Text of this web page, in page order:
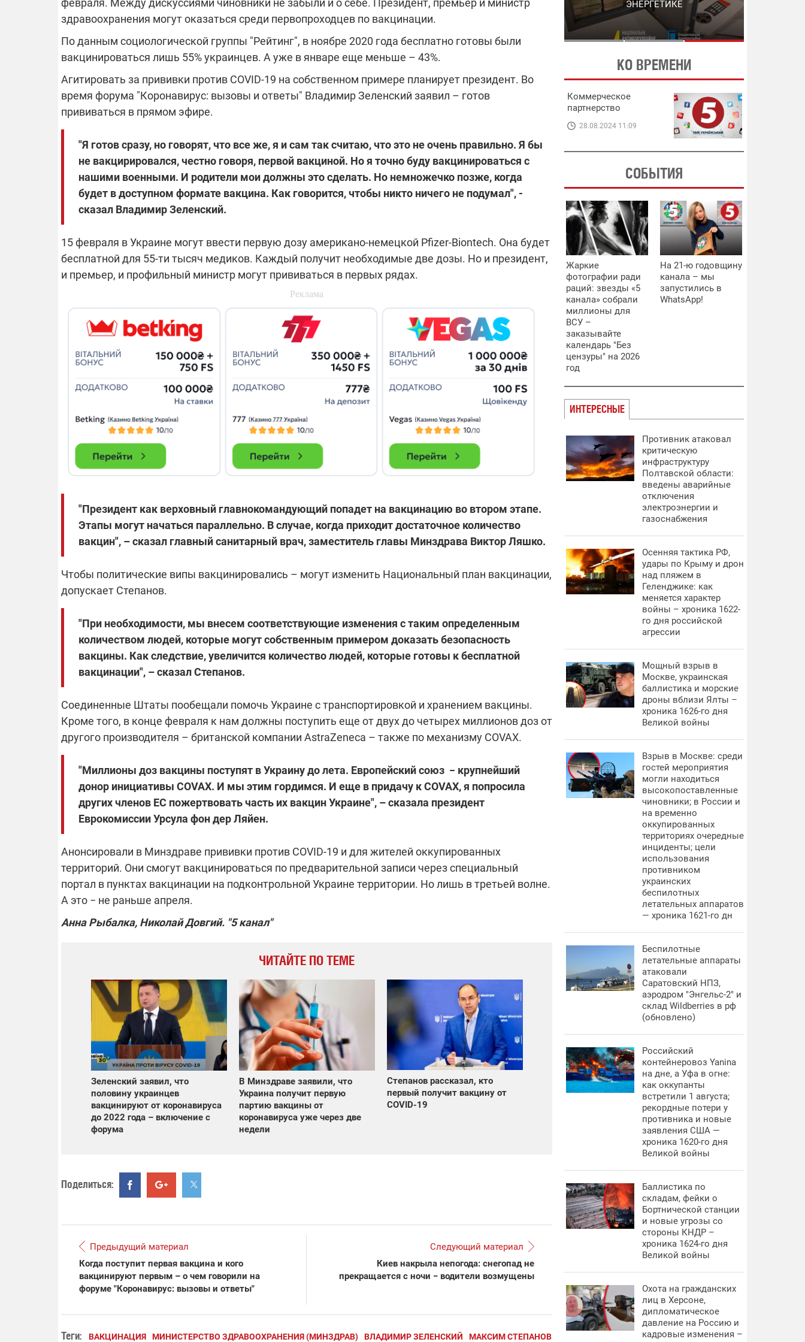
февраля. Между дискуссиями чиновники не забыли и о себе. Президент, премьер и министр
здравоохранения могут оказаться среди первопроходцев по вакцинации.
По данным социологической группы "Рейтинг", в ноябре 2020 года бесплатно готовы были
вакцинироваться лишь 55% украинцев. А уже в январе еще меньше – 43%.
Агитировать за прививки против COVID-19 на собственном примере планирует президент. Во
время форума "Коронавирус: вызовы и ответы" Владимир Зеленский заявил – готов
прививаться в прямом эфире.
"Я готов сразу, но говорят, что все же, я и сам так считаю, что это не очень правильно. Я бы
не вакцирировался, честно говоря, первой вакциной. Но я точно буду вакцинироваться с
нашими военными. И родители мои должны это сделать. Но немножечко позже, когда
будет в доступном формате вакцина. Как говорится, чтобы никто ничего не подумал", -
сказал Владимир Зеленский.
15 февраля в Украине могут ввести первую дозу американо-немецкой Pfizer-Biontech. Она будет
бесплатной для 55-ти тысяч медиков. Каждый получит необходимые две дозы. Но и президент,
и премьер, и профильный министр могут прививаться в первых рядах.
"Президент как верховный главнокомандующий попадет на вакцинацию во втором этапе.
Этапы могут начаться параллельно. В случае, когда приходит достаточное количество
вакцин", – сказал главный санитарный врач, заместитель главы Минздрава Виктор Ляшко.
Чтобы политические випы вакцинировались – могут изменить Национальный план вакцинации,
допускает Степанов.
"При необходимости, мы внесем соответствующие изменения с таким определенным
количеством людей, которые могут собственным примером доказать безопасность
вакцины. Как следствие, увеличится количество людей, которые готовы к бесплатной
вакцинации", – сказал Степанов.
Соединенные Штаты пообещали помочь Украине с транспортировкой и хранением вакцины.
Кроме того, в конце февраля к нам должны поступить еще от двух до четырех миллионов доз от
другого производителя – британской компании AstraZeneca – также по механизму COVAX.
"Миллионы доз вакцины поступят в Украину до лета. Европейский союз − крупнейший
донор инициативы COVAX. И мы этим гордимся. И еще в придачу к COVAX, я попросила
других членов ЕС пожертвовать часть их вакцин Украине", – сказала президент
Еврокомиссии Урсула фон дер Ляйен.
Анонсировали в Минздраве прививки против COVID-19 и для жителей оккупированных
территорий. Они смогут вакцинироваться по предварительной записи через специальный
портал в пунктах вакцинации на подконтрольной Украине территории. Но лишь в третьей волне.
А это − не раньше апреля.
Анна Рыбалка, Николай Довгий. "5 канал"
ЧИТАЙТЕ ПО ТЕМЕ
Зеленский заявил, что
половину украинцев
вакцинируют от коронавируса
до 2022 года – включение с
форума
В Минздраве заявили, что
Украина получит первую
партию вакцины от
коронавируса уже через две
недели
Степанов рассказал, кто
первый получит вакцину от
COVID-19
Поделиться:
Предыдущий материал
Когда поступит первая вакцина и кого
вакцинируют первым – о чем говорили на
форуме "Коронавирус: вызовы и ответы"
Следующий материал
Киев накрыла непогода: снегопад не
прекращается с ночи − водители возмущены
Теги: ВАКЦИНАЦИЯ МИНИСТЕРСТВО ЗДРАВООХРАНЕНИЯ (МИНЗДРАВ) ВЛАДИМИР ЗЕЛЕНСКИЙ МАКСИМ СТЕПАНОВ
В ЭНЕРГЕТИКЕ
ЭНЕРГЕТИКЕ
КО ВРЕМЕНИ
Коммерческое
партнерство
28.08.2024 11:09
СОБЫТИЯ
Жаркие
фотографии ради
раций: звезды «5
канала» собрали
миллионы для
ВСУ –
заказывайте
календарь "Без
цензуры" на 2026
год
На 21-ю годовщину
канала – мы
запустились в
WhatsApp!
ИНТЕРЕСНЫЕ
Противник атаковал
критическую
инфраструктуру
Полтавской области:
введены аварийные
отключения
электроэнергии и
газоснабжения
Осенняя тактика РФ,
удары по Крыму и дрон
над пляжем в
Геленджике: как
меняется характер
войны – хроника 1622-
го дня российской
агрессии
Мощный взрыв в
Москве, украинская
баллистика и морские
дроны вблизи Ялты –
хроника 1626-го дня
Великой войны
Взрыв в Москве: среди
гостей мероприятия
могли находиться
высокопоставленные
чиновники; в России и
на временно
оккупированных
территориях очередные
инциденты; цели
использования
противником
украинских
беспилотных
летательных аппаратов
— хроника 1621-го дн
Беспилотные
летательные аппараты
атаковали
Саратовский НПЗ,
аэродром "Энгельс-2" и
склад Wildberries в рф
(обновлено)
Российский
контейнеровоз Yanina
на дне, а Уфа в огне:
как оккупанты
встретили 1 августа;
рекордные потери у
противника и новые
заявления США —
хроника 1620-го дня
Великой войны
Баллистика по
складам, фейки о
Бортнической станции
и новые угрозы со
стороны КНДР –
хроника 1624-го дня
Великой войны
Охота на гражданских
лиц в Херсоне,
дипломатическое
давление на Россию и
кадровые изменения –